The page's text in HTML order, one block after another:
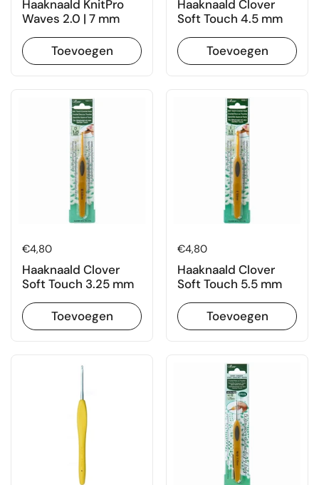
Haaknaald KnitPro
Waves 2.0 | 7 mm
Toevoegen
Haaknaald Clover
Soft Touch 4.5 mm
Toevoegen
Prijs:
€4,80
Haaknaald Clover
Soft Touch 3.25 mm
Toevoegen
Prijs:
€4,80
Haaknaald Clover
Soft Touch 5.5 mm
Toevoegen